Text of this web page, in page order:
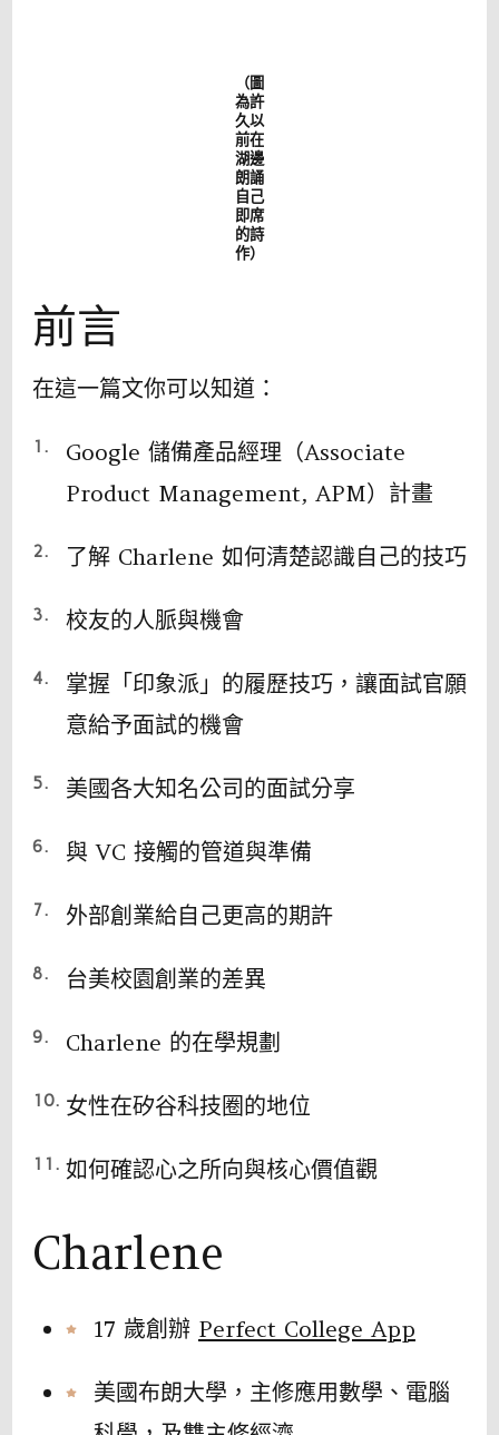
（圖
為許
久以
前在
湖邊
朗誦
自己
即席
的詩
作）
前言
在這一篇文你可以知道：
Google 儲備產品經理（Associate
Product Management, APM）計畫
了解 Charlene 如何清楚認識自己的技巧
校友的人脈與機會
掌握「印象派」的履歷技巧，讓面試官願
意給予面試的機會
美國各大知名公司的面試分享
與 VC 接觸的管道與準備
外部創業給自己更高的期許
台美校園創業的差異
Charlene 的在學規劃
女性在矽谷科技圈的地位
如何確認心之所向與核心價值觀
Charlene
17 歲創辦 Perfect College App
美國布朗大學，主修應用數學、電腦